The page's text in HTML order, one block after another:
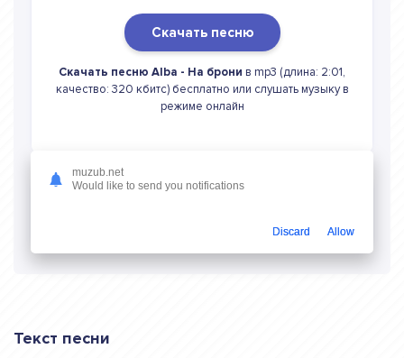
Скачать песню
Скачать песню Alba - На брони в mp3 (длина: 2:01,
качество: 320 кбитс) бесплатно или слушать музыку в
режиме онлайн
Текст песни
muzub.net
Would like to send you notifications
Discard Allow